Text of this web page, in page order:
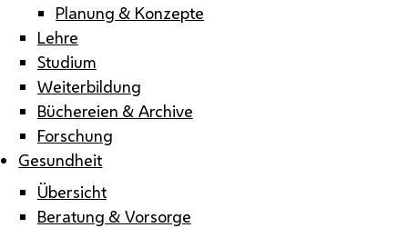
Planung & Konzepte
Lehre
Studium
Weiterbildung
Büchereien & Archive
Forschung
Gesundheit
Übersicht
Beratung & Vorsorge